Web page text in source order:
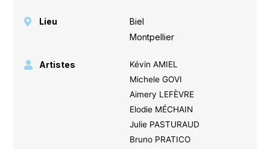
Lieu Biel
Montpellier
Artistes
Kévin AMIEL
Michele GOVI
Aimery LEFÈVRE
Elodie MÉCHAIN
Julie PASTURAUD
Bruno PRATICO